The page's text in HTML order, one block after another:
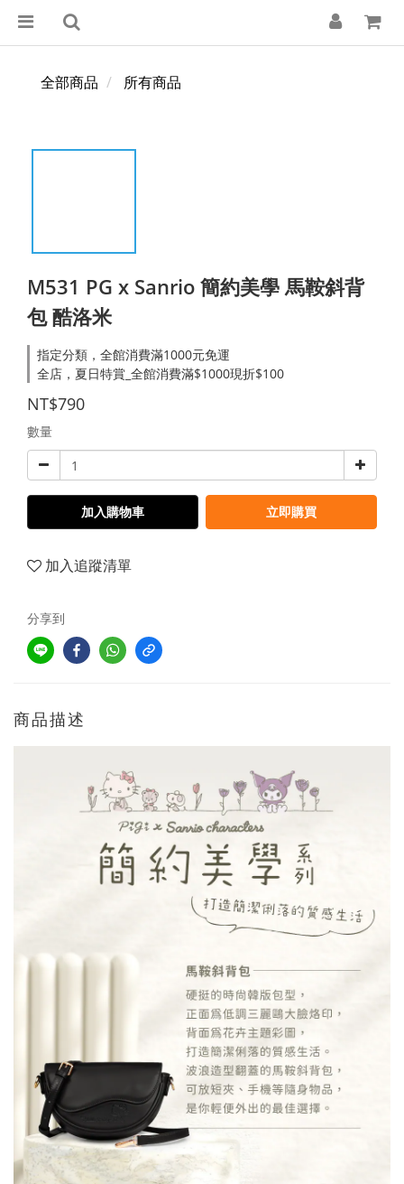
全部商品 所有商品
M531 PG x Sanrio 簡約美學 馬鞍斜背
包 酷洛米
指定分類，全館消費滿1000元免運
全店，夏日特賞_全館消費滿$1000現折$100
NT$790
數量
加入購物車 立即購買
加入追蹤清單
分享到
商品描述